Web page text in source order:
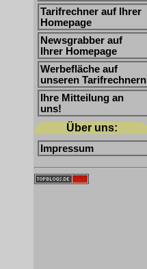
Tarifrechner auf Ihrer
Homepage
Newsgrabber auf
Ihrer Homepage
Werbefläche auf
unseren Tarifrechnern
Ihre Mitteilung an
uns!
Über uns:
Impressum